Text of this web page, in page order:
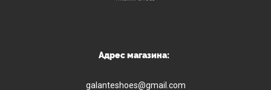
Адрес магазина:
galanteshoes@gmail.com